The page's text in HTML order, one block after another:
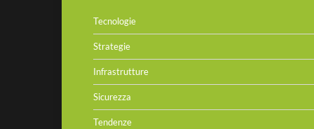
Tecnologie
Strategie
Infrastrutture
Sicurezza
Tendenze